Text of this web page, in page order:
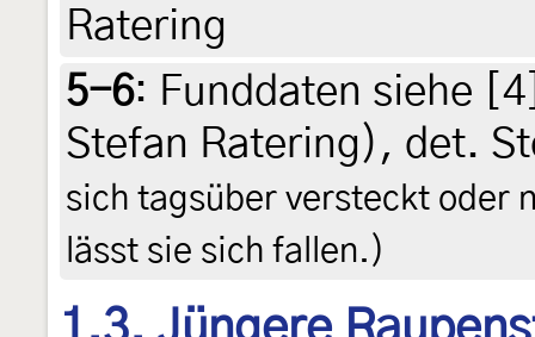
Ratering
5-6: Funddaten siehe
Stefan Ratering), det.
sich tagsüber versteckt oder
lässt sie sich fallen.)